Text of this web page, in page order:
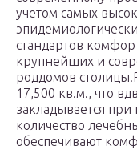
учетом самых
стандартов
крупнейших и
роддомов
17,500 кв.м., что
закладывается
количество
обеспечивают